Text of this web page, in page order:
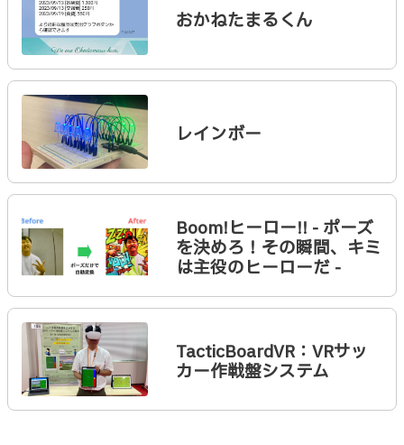
おかねたまるくん
レインボー
Boom!ヒーロー!! - ポーズ
を決めろ！その瞬間、キミ
は主役のヒーローだ -
TacticBoardVR：VRサッ
カー作戦盤システム